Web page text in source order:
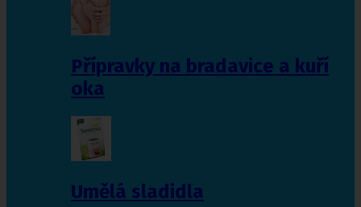
Přípravky na bradavice a kuří
oka
Umělá sladidla